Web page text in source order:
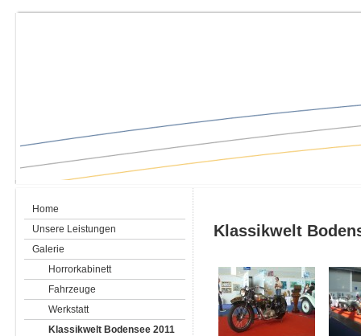
Home
Unsere Leistungen
Galerie
Horrorkabinett
Fahrzeuge
Werkstatt
Klassikwelt Bodensee 2011
Klassikwelt